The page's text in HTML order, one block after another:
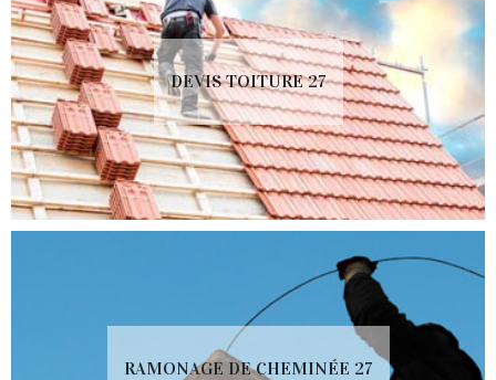
DEVIS TOITURE 27
RAMONAGE DE CHEMINÉE 27